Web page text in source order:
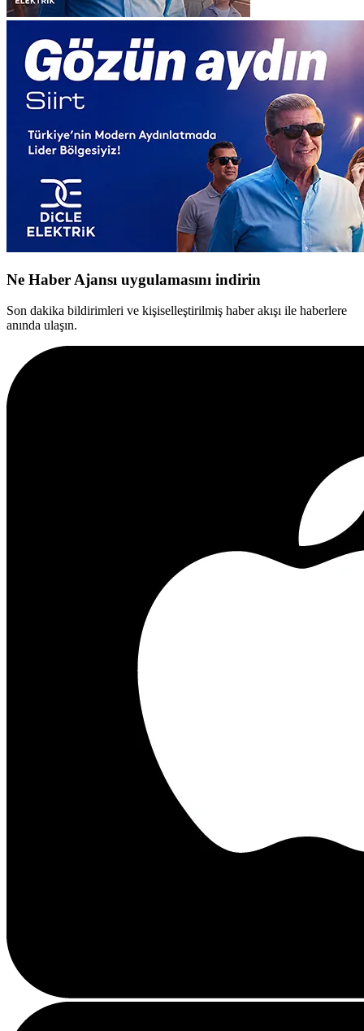
Ne Haber Ajansı uygulamasını indirin
Son dakika bildirimleri ve kişiselleştirilmiş haber akışı ile haberlere
anında ulaşın.